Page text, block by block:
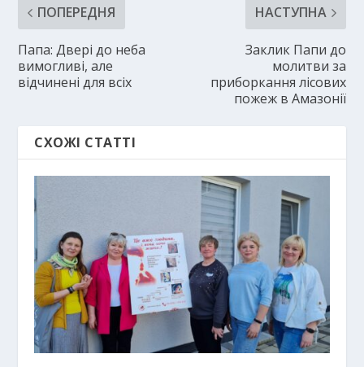
ПОПЕРЕДНЯ
Папа: Двері до неба
вимогливі, але
відчинені для всіх
НАСТУПНА
Заклик Папи до
молитви за
приборкання лісових
пожеж в Амазонії
СХОЖІ СТАТТІ